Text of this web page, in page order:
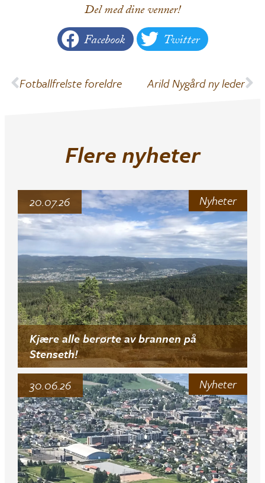
Del med dine venner!
Facebook Twitter
Fotballfrelste foreldre Arild Nygård ny leder
Flere nyheter
Nyheter
Kjære alle berørte av brannen på
Stenseth!
20.07.26
Nyheter
30.06.26